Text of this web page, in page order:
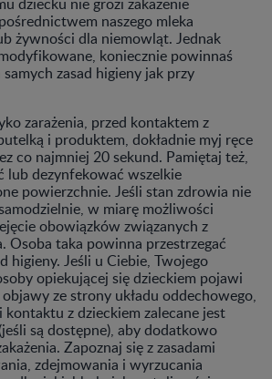
naszego mleka
żywności dla niemowląt. Jednak
koniecznie powinnaś
zasad higieny jak przy
zarażenia, przed kontaktem z
i produktem, dokładnie myj ręce
co najmniej 20 sekund. Pamiętaj też,
lub dezynfekować wszelkie
powierzchnie. Jeśli stan zdrowia nie
w miarę możliwości
obowiązków związanych z
Osoba taka powinna przestrzegać
higieny. Jeśli u Ciebie, Twojego
opiekującej się dzieckiem pojawi
ze strony układu oddechowego,
kontaktu z dzieckiem zalecane jest
są dostępne), aby dodatkowo
Zapoznaj się z zasadami
zdejmowania i wyrzucania